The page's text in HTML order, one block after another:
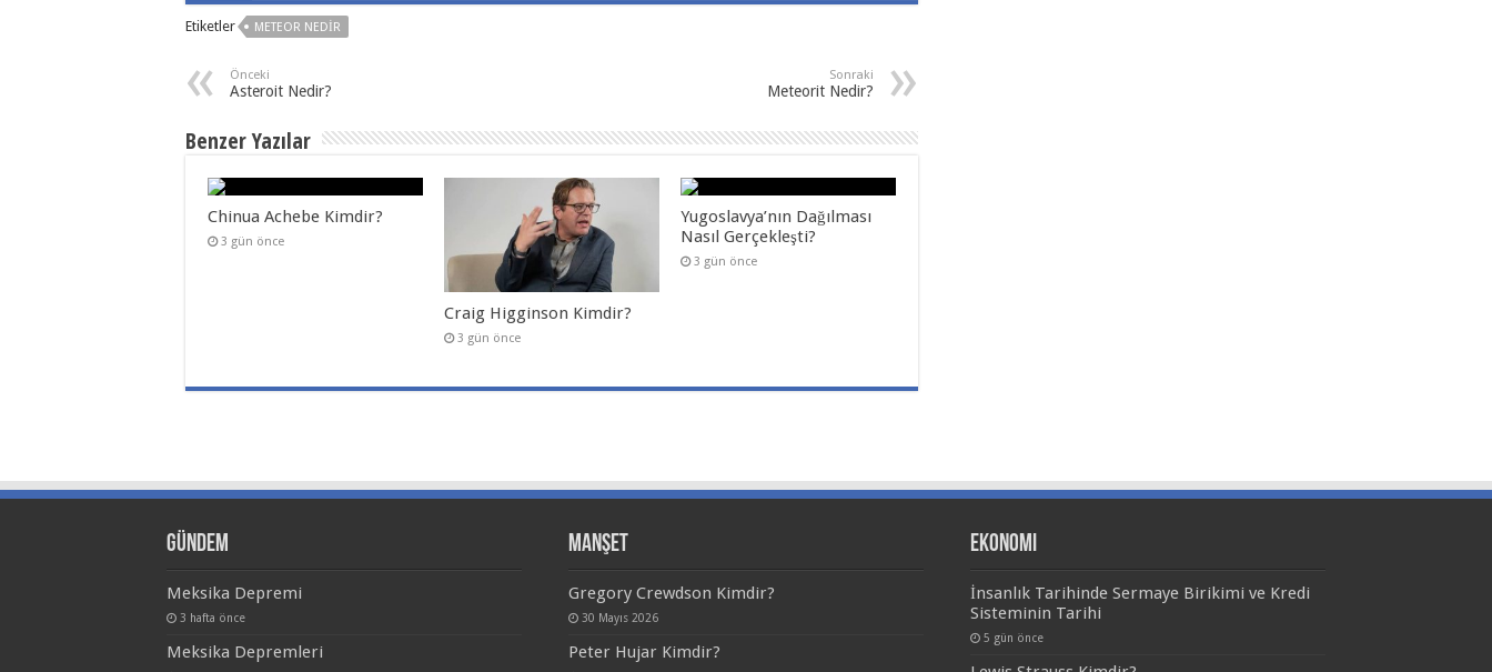
Etiketler METEOR NEDIR
Önceki
Asteroit Nedir?
Sonraki
Meteorit Nedir?
Benzer Yazılar
Chinua Achebe Kimdir?
3 gün önce
Craig Higginson Kimdir?
3 gün önce
Yugoslavya’nın Dağılması
Nasıl Gerçekleşti?
3 gün önce
Gündem
Meksika Depremi
3 hafta önce
Meksika Depremleri
Manşet
Gregory Crewdson Kimdir?
30 Mayıs 2026
Peter Hujar Kimdir?
Ekonomi
İnsanlık Tarihinde Sermaye Birikimi ve Kredi
Sisteminin Tarihi
5 gün önce